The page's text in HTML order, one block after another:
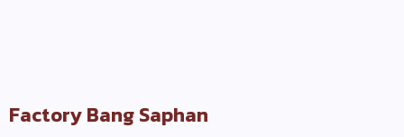
Factory Bang Saphan